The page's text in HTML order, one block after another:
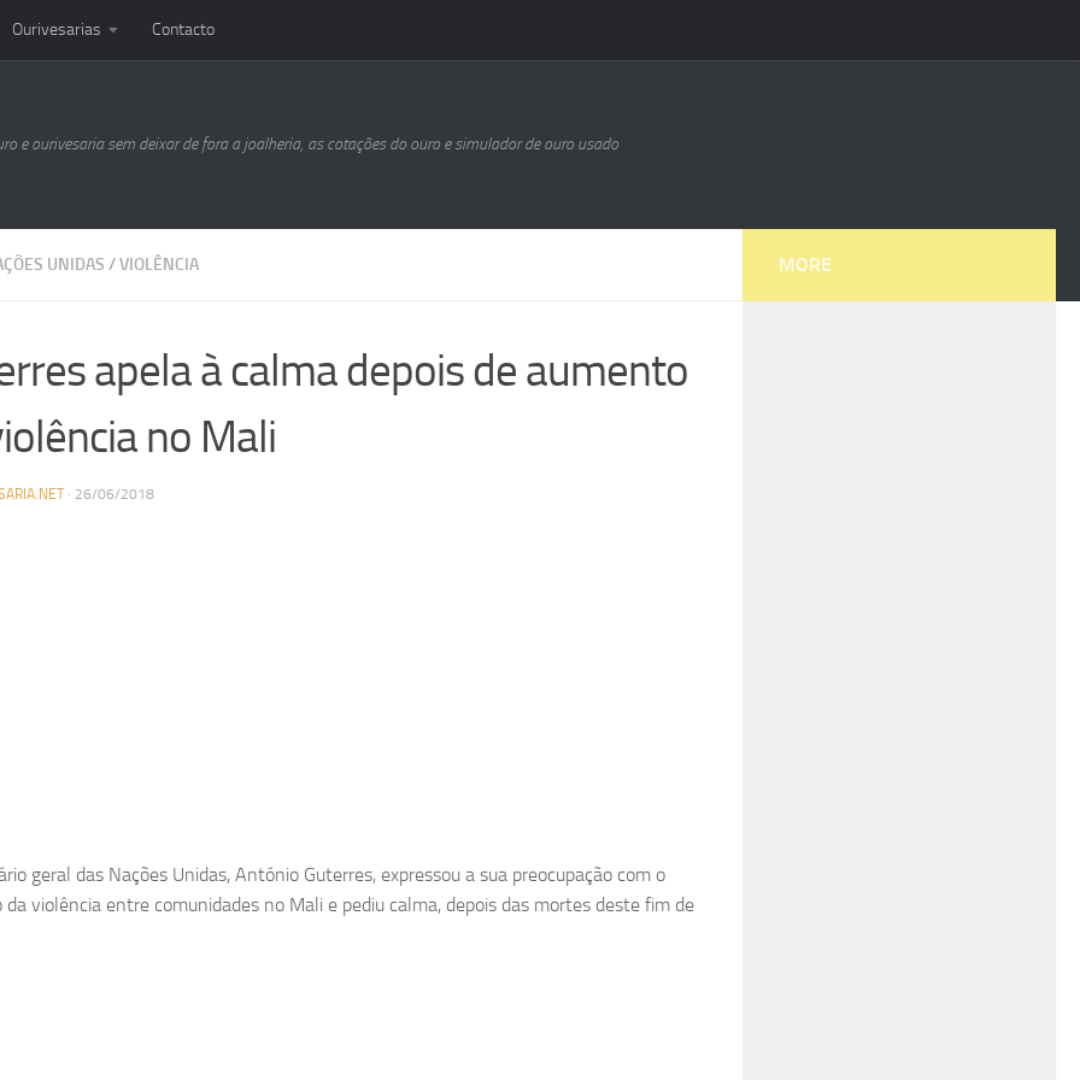
Ourivesarias Contacto
e ourivesaria sem deixar de fora a joalheria, as cotações do ouro e simulador de ouro usado
UNIDAS /VIOLÊNCIA
apela à calma depois de aumento
no Mali
· 26/06/2018
geral das Nações Unidas, António Guterres, expressou a sua preocupação com o
violência entre comunidades no Mali e pediu calma, depois das mortes deste fim de
MORE